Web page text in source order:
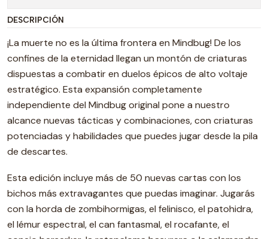
DESCRIPCIÓN
¡La muerte no es la última frontera en Mindbug! De los
confines de la eternidad llegan un montón de criaturas
dispuestas a combatir en duelos épicos de alto voltaje
estratégico. Esta expansión completamente
independiente del Mindbug original pone a nuestro
alcance nuevas tácticas y combinaciones, con criaturas
potenciadas y habilidades que puedes jugar desde la pila
de descartes.
Esta edición incluye más de 50 nuevas cartas con los
bichos más extravagantes que puedas imaginar. Jugarás
con la horda de zombihormigas, el felinisco, el patohidra,
el lémur espectral, el can fantasmal, el rocafante, el